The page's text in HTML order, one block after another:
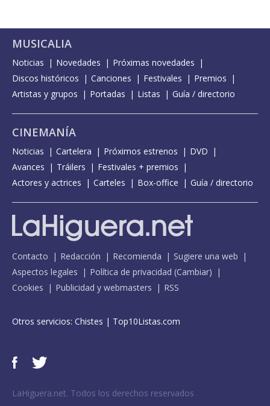
MUSICALIA
Noticias Novedades
Próximas novedades
Discos históricos
Canciones Festivales
Premios
Artistas y grupos
Portadas Listas Guía / directorio
CINEMANÍA
Noticias Cartelera Próximos estrenos
DVD
Avances
Tráilers
Festivales + premios
Actores y actrices
Carteles Box-office Guía / directorio
Contacto Redacción Recomienda
Sugiere una web
Aspectos legales
Política de privacidad (Cambiar)
Cookies
Publicidad y webmasters RSS
Otros servicios: Chistes | Top10Listas.com
LaHiguera.net. Todos los derechos reservados